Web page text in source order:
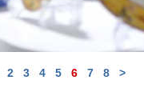
2 3 4 5 6 7 8 >